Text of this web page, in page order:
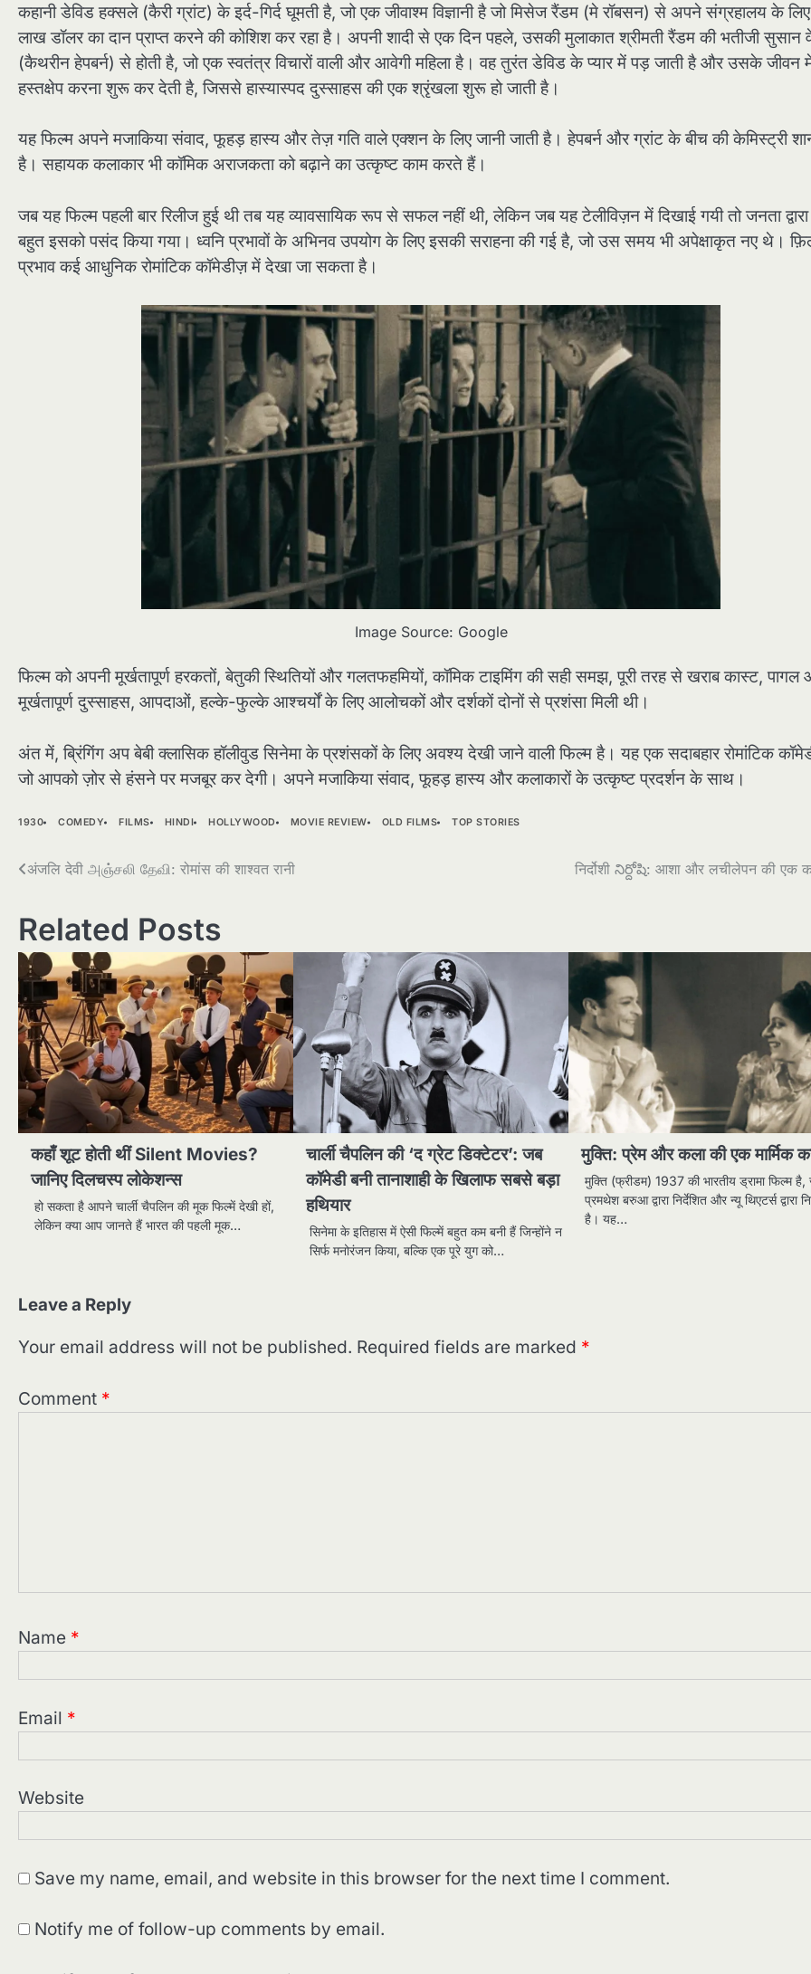
कहानी डेविड हक्सले (कैरी ग्रांट) के इर्द-गिर्द घूमती है, जो एक जीवाश्म विज्ञानी है जो मिसेज रैंडम (मे रॉबसन) से अपने संग्रहालय के
लाख डॉलर का दान प्राप्त करने की कोशिश कर रहा है। अपनी शादी से एक दिन पहले, उसकी मुलाकात श्रीमती रैंडम की भतीजी सुसान
(कैथरीन हेपबर्न) से होती है, जो एक स्वतंत्र विचारों वाली और आवेगी महिला है। वह तुरंत डेविड के प्यार में पड़ जाती है और उसके जीवन
हस्तक्षेप करना शुरू कर देती है, जिससे हास्यास्पद दुस्साहस की एक श्रृंखला शुरू हो जाती है।
यह फिल्म अपने मजाकिया संवाद, फूहड़ हास्य और तेज़ गति वाले एक्शन के लिए जानी जाती है। हेपबर्न और ग्रांट के बीच की केमिस्ट्री
है। सहायक कलाकार भी कॉमिक अराजकता को बढ़ाने का उत्कृष्ट काम करते हैं।
जब यह फिल्म पहली बार रिलीज हुई थी तब यह व्यावसायिक रूप से सफल नहीं थी, लेकिन जब यह टेलीविज़न में दिखाई गयी तो जनता द्वारा
बहुत इसको पसंद किया गया। ध्वनि प्रभावों के अभिनव उपयोग के लिए इसकी सराहना की गई है, जो उस समय भी अपेक्षाकृत नए थे।
प्रभाव कई आधुनिक रोमांटिक कॉमेडीज़ में देखा जा सकता है।
Image Source: Google
फिल्म को अपनी मूर्खतापूर्ण हरकतों, बेतुकी स्थितियों और गलतफहमियों, कॉमिक टाइमिंग की सही समझ, पूरी तरह से खराब कास्ट, पागल
मूर्खतापूर्ण दुस्साहस, आपदाओं, हल्के-फुल्के आश्चर्यों के लिए आलोचकों और दर्शकों दोनों से प्रशंसा मिली थी।
अंत में, ब्रिंगिंग अप बेबी क्लासिक हॉलीवुड सिनेमा के प्रशंसकों के लिए अवश्य देखी जाने वाली फिल्म है। यह एक सदाबहार रोमांटिक
जो आपको ज़ोर से हंसने पर मजबूर कर देगी। अपने मजाकिया संवाद, फूहड़ हास्य और कलाकारों के उत्कृष्ट प्रदर्शन के साथ।
1930 COMEDY FILMS HINDI HOLLYWOOD MOVIE REVIEW OLD FILMS TOP STORIES
Post
अंजलि देवी அஞ்சலி தேவி: रोमांस की शाश्वत रानी निर्दोशी నిర్దోషి: आशा और लचीलेपन की एक
Related Posts
कहाँ शूट होती थीं Silent Movies?
जानिए दिलचस्प लोकेशन्स
हो सकता है आपने चार्ली चैपलिन की मूक फिल्में देखी हों,
लेकिन क्या आप जानते हैं भारत की पहली मूक…
चार्ली चैपलिन की ‘द ग्रेट डिक्टेटर’: जब
कॉमेडी बनी तानाशाही के खिलाफ सबसे बड़ा
हथियार
सिनेमा के इतिहास में ऐसी फिल्में बहुत कम बनी हैं जिन्होंने न
सिर्फ मनोरंजन किया, बल्कि एक पूरे युग को…
मुक्ति: प्रेम और कला की एक मार्मिक
मुक्ति (फ्रीडम) 1937 की भारतीय ड्रामा फिल्म है,
प्रमथेश बरुआ द्वारा निर्देशित और न्यू थिएटर्स द्वारा
है। यह…
Leave a Reply
Your email address will not be published. Required fields are marked *
Comment *
Name *
Email *
Website
Save my name, email, and website in this browser for the next time I comment.
Notify me of follow-up comments by email.